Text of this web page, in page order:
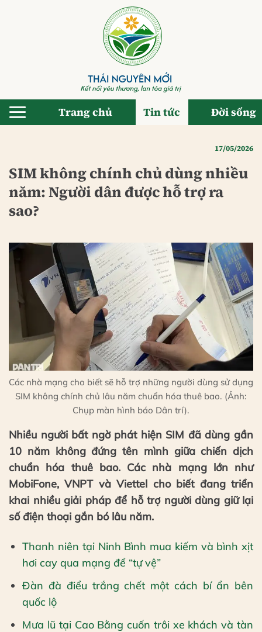
Trang chủ Tin tức Đời sống
17/05/2026
SIM không chính chủ dùng nhiều
năm: Người dân được hỗ trợ ra
sao?
Các nhà mạng cho biết sẽ hỗ trợ những người dùng sử dụng
SIM không chính chủ lâu năm chuẩn hóa thuê bao. (Ảnh:
Chụp màn hình báo Dân trí).
Nhiều người bất ngờ phát hiện SIM đã dùng gần
10 năm không đứng tên mình giữa chiến dịch
chuẩn hóa thuê bao. Các nhà mạng lớn như
MobiFone, VNPT và Viettel cho biết đang triển
khai nhiều giải pháp để hỗ trợ người dùng giữ lại
số điện thoại gắn bó lâu năm.
Thanh niên tại Ninh Bình mua kiếm và bình xịt
hơi cay qua mạng để “tự vệ”
Đàn đà điểu trắng chết một cách bí ẩn bên
quốc lộ
Mưa lũ tại Cao Bằng cuốn trôi xe khách và tàn